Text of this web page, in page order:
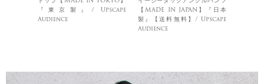
『東京製』/ Upscape
Audience
【MADE IN JAPAN】『日本
製』【送料無料】/ Upscape
Audience